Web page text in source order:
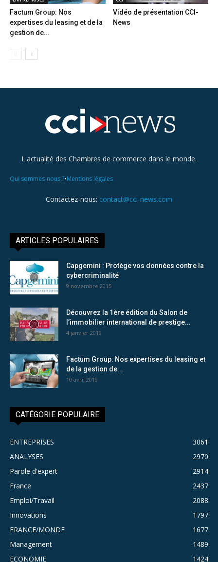
Factum Group: Nos
expertises du leasing et de la
gestion de...
Vidéo de présentation CCI-
News
L'actualité des Chambres de commerce dans le monde.
Qui sommes-nous ?•Mentions légales
Contactez-nous: contact@cci-news.com
ARTICLES POPULAIRES
Capgemini : Protège vos données contre la
cybercriminalité
9 novembre 2015
Découvrez la 1ère édition du Salon de
l’immobilier international de prestige...
4 janvier 2019
Factum Group: Nos expertises du leasing et
de la gestion de...
10 avril 2019
CATÉGORIE POPULAIRE
ENTREPRISES
3061
ANALYSES
2970
Parole d'expert
2914
France
2437
Emploi/Travail
2088
Innovations
1797
FRANCE/MONDE
1677
Management
1489
ECONOMIE
1424